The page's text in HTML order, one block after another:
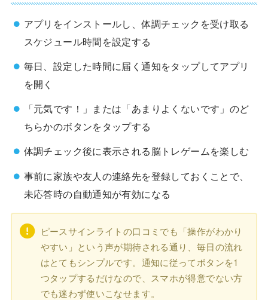
アプリをインストールし、体調チェックを受け取る
スケジュール時間を設定する
毎日、設定した時間に届く通知をタップしてアプリ
を開く
「元気です！」または「あまりよくないです」のど
ちらかのボタンをタップする
体調チェック後に表示される脳トレゲームを楽しむ
事前に家族や友人の連絡先を登録しておくことで、
未応答時の自動通知が有効になる
ピースサインライトの口コミでも「操作がわかり
やすい」という声が期待される通り、毎日の流れ
はとてもシンプルです。通知に従ってボタンを1
つタップするだけなので、スマホが得意でない方
でも迷わず使いこなせます。